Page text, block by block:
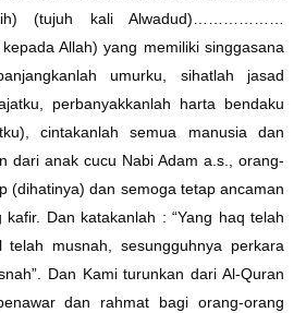
(tujuh kali Alwadud)………………
Allah) yang memiliki singgasana
umurku, sihatlah jasad
perbanyakkanlah harta bendaku
cintakanlah semua manusia dan
dari anak cucu Nabi Adam a.s., orang-
(dihatinya) dan semoga tetap ancaman
Dan katakanlah : “Yang haq telah
musnah, sesungguhnya perkara
Dan Kami turunkan dari Al-Quran
dan rahmat bagi orang-orang